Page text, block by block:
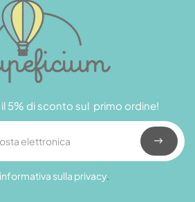
5% di sconto sul primo ordine!
informativa sulla privacy.